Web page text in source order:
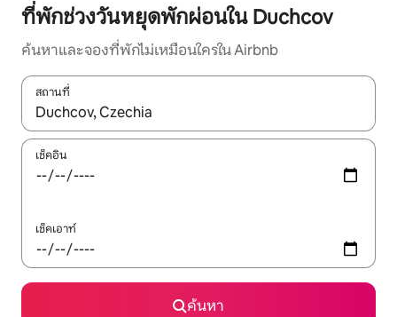
ที่พักช่วงวันหยุดพักผ่อนใน Duchcov
ค้นหาและจองที่พักไม่เหมือนใครใน Airbnb
สถานที่
ใช้ลูกศรขึ้นลง หรือใช้การสัมผัสหรือปัด เพื่อสำรวจผลการค้นหา
เช็คอิน
เช็คเอาท์
ค้นหา